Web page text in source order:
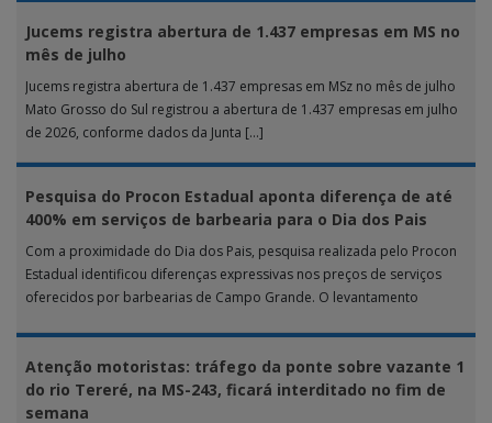
Jucems registra abertura de 1.437 empresas em MS no
mês de julho
Jucems registra abertura de 1.437 empresas em MSz no mês de julho
Mato Grosso do Sul registrou a abertura de 1.437 empresas em julho
de 2026, conforme dados da Junta […]
Pesquisa do Procon Estadual aponta diferença de até
400% em serviços de barbearia para o Dia dos Pais
Com a proximidade do Dia dos Pais, pesquisa realizada pelo Procon
Estadual identificou diferenças expressivas nos preços de serviços
oferecidos por barbearias de Campo Grande. O levantamento
Atenção motoristas: tráfego da ponte sobre vazante 1
do rio Tereré, na MS-243, ficará interditado no fim de
semana